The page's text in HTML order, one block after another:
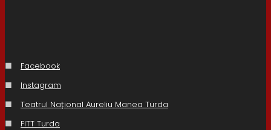
■
Facebook
■
Instagram
■
Teatrul Național Aureliu Manea Turda
■
FITT Turda